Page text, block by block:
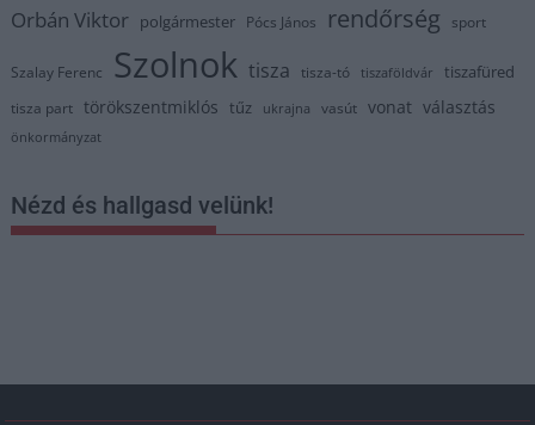
Orbán Viktor polgármester Pócs János rendőrség sport
Szalay Ferenc Szolnok tisza tisza-tó tiszaföldvár tiszafüred
tisza part törökszentmiklós tűz ukrajna vasút vonat választás
önkormányzat
Nézd és hallgasd velünk!